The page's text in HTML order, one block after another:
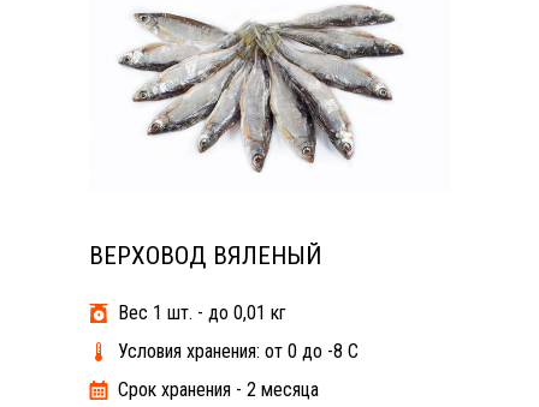
ВЕРХОВОД ВЯЛЕНЫЙ
Вес 1 шт. - до 0,01 кг
Условия хранения: от 0 до -8 С
Срок хранения - 2 месяца